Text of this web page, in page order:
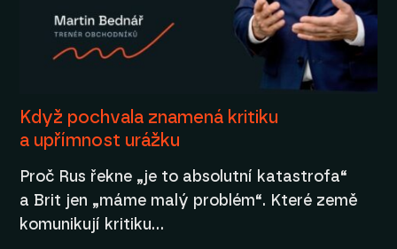
Když pochvala znamená kritiku
a upřímnost urážku
Proč Rus řekne „je to absolutní katastrofa“
a Brit jen „máme malý problém“. Které země
komunikují kritiku…